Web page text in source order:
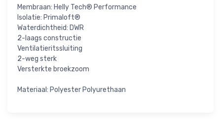
Membraan: Helly Tech® Performance
Isolatie: Primaloft®
Waterdichtheid: DWR
2-laags constructie
Ventilatieritssluiting
2-weg sterk
Versterkte broekzoom
Materiaal: Polyester Polyurethaan